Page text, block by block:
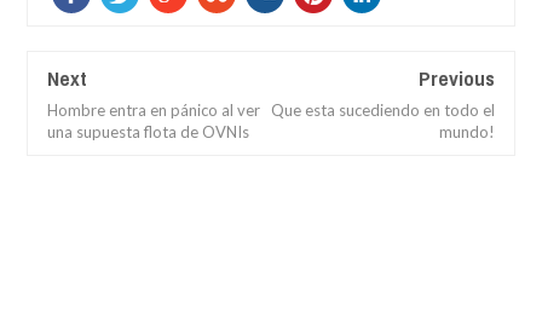
Next
Hombre entra en pánico al ver
una supuesta flota de OVNIs
Previous
Que esta sucediendo en todo el
mundo!